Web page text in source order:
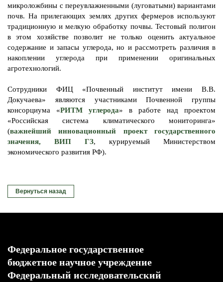
микроложбины с переувлажненными (луговатыми) вариантами
почв. На прилегающих землях других фермеров используют
традиционную и мелкую обработку почвы. Тестовый полигон
в этом хозяйстве позволит не только оценить актуальное
содержание и запасы углерода, но и рассмотреть различия в
накоплении углерода при применении оригинальных
агротехнологий.
Сотрудники ФИЦ «Почвенный институт имени В.В.
Докучаева» являются участниками Почвенной группы
консорциума «РИТМ углерода» в работе над проектом
«Российская система климатического мониторинга»
(важнейший инновационный проект государственного
значения, ВИП ГЗ, курируемый Министерством
экономического развития РФ).
Вернуться назад
Федеральное государственное
бюджетное научное учреждение
Федеральный исследовательский